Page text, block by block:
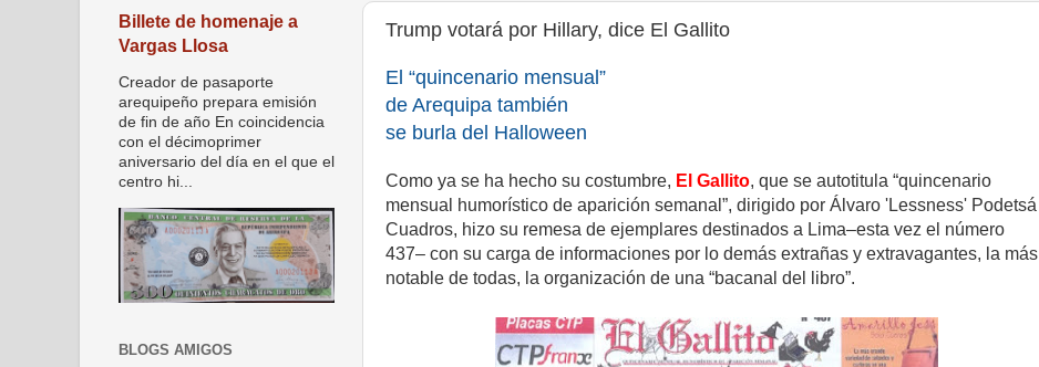
Trump votará por Hillary, dice El Gallito
El “quincenario mensual”
de Arequipa también
se burla del Halloween
Como ya se ha hecho su costumbre, El Gallito, que se autotitula “quincenario
mensual humorístico de aparición semanal”, dirigido por Álvaro 'Lessness' Podetsá
Cuadros, hizo su remesa de ejemplares destinados a Lima–esta vez el número
437– con su carga de informaciones por lo demás extrañas y extravagantes, la más
notable de todas, la organización de una “bacanal del libro”.
Billete de homenaje a
Vargas Llosa
Creador de pasaporte
arequipeño prepara emisión
de fin de año En coincidencia
con el décimoprimer
aniversario del día en el que el
centro hi...
BLOGS AMIGOS